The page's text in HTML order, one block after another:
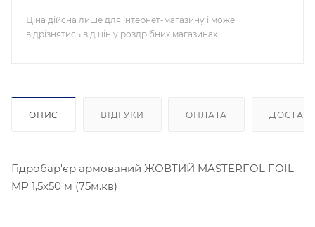
Ціна дійсна лише для інтернет-магазину і може
відрізнятись від цін у роздрібних магазинах.
ОПИС ВІДГУКИ ОПЛАТА
Гідробар'єр армований ЖОВТИЙ MASTERFOL FOIL
MP 1,5х50 м (75м.кв)